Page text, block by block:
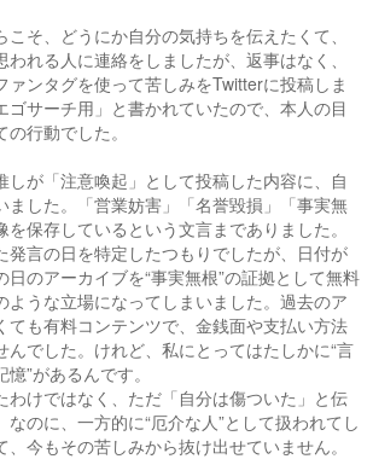
そ、どうにか自分の気持ちを伝えたくて、
れる人に連絡をしましたが、返事はなく、
ァンタグを使って苦しみをTwitterに投稿しま
ゴサーチ用」と書かれていたので、本人の目
行動でした。
しが「注意喚起」として投稿した内容に、自
ました。「営業妨害」「名誉毀損」「事実無
保存しているという文言までありました。
発言の日を特定したつもりでしたが、日付が
のアーカイブを“事実無根”の証拠として無料
ような立場になってしまいました。過去のア
ても有料コンテンツで、金銭面や支払い方法
んでした。けれど、私にとってはたしかに“言
”があるんです。
わけではなく、ただ「自分は傷ついた」と伝
なのに、一方的に“厄介な人”として扱われてし
、今もその苦しみから抜け出せていません。